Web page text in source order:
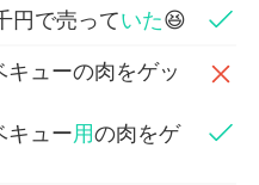
円で売っていた😆
ューの肉をゲッ
キュー用の肉をゲ